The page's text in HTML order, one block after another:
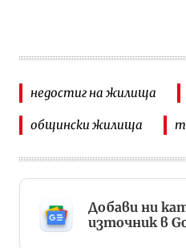
недостиг на жилища
общински жилища
Добави ни
източник в